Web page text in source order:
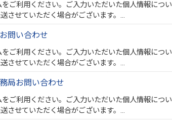
をご利用ください。ご入力いただいた個人情報に
させていただく場合がございます。…
問い合わせ
をご利用ください。ご入力いただいた個人情報に
させていただく場合がございます。…
局お問い合わせ
をご利用ください。ご入力いただいた個人情報に
させていただく場合がございます。…